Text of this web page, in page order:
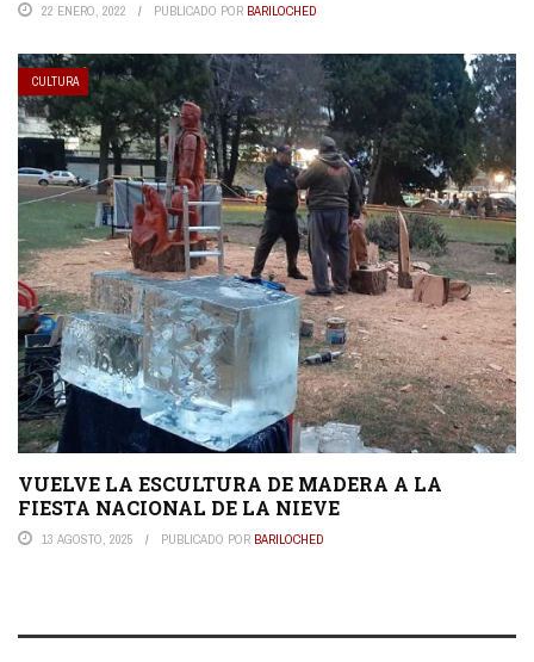
22 ENERO, 2022 PUBLICADO POR BARILOCHED
CULTURA
VUELVE LA ESCULTURA DE MADERA A LA
FIESTA NACIONAL DE LA NIEVE
13 AGOSTO, 2025 PUBLICADO POR BARILOCHED